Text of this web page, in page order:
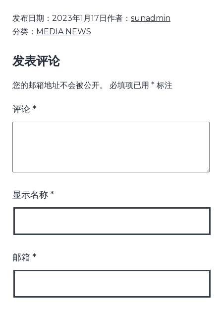
发布日期： 2023年1月17日作者： sunadmin
分类： MEDIA NEWS
发表评论
您的邮箱地址不会被公开。 必填项已用 * 标注
评论 *
显示名称 *
邮箱 *